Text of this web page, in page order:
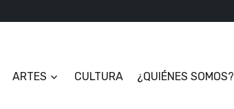
ARTES
CULTURA ¿QUIÉNES SOMOS?